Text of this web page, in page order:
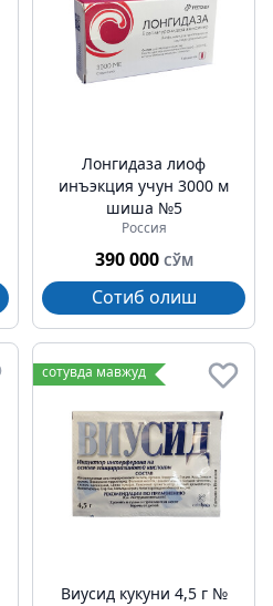
Лонгидаза лиоф
инъэкция учун 3000 м
шиша №5
Россия
390 000 СЎМ
Сотиб олиш
сотувда мавжуд
Виусид кукуни 4,5 г №